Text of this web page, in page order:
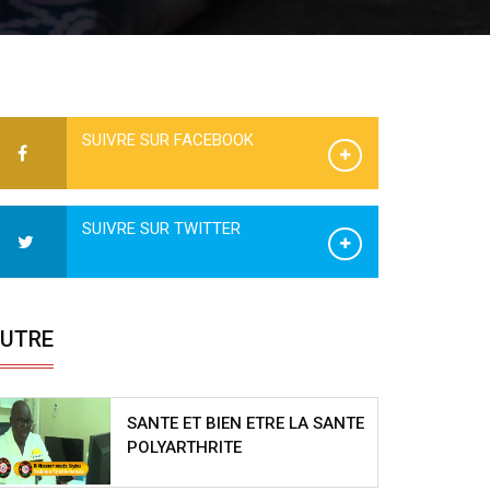
SUIVRE SUR FACEBOOK
SUIVRE SUR TWITTER
SANTE ET BIEN ETRE LA SANTE
POLYARTHRITE